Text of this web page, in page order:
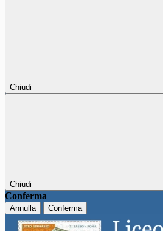
Chiudi
Chiudi
Conferma
Annulla Conferma